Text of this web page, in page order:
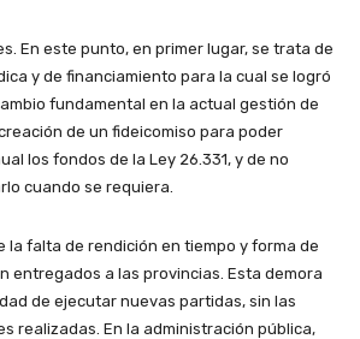
En este punto, en primer lugar, se trata de
y de financiamiento para la cual se logró
fundamental en la actual gestión de
de un fideicomiso para poder
los fondos de la Ley 26.331, y de no
cuando se requiera.
la falta de rendición en tiempo y forma de
entregados a las provincias. Esta demora
de ejecutar nuevas partidas, sin las
realizadas. En la administración pública,